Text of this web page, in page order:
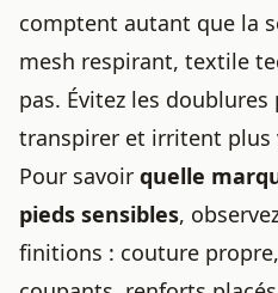
comptent autant que la
mesh respirant, textile
pas. Évitez les
transpirer et irritent plus
Pour savoir quelle
pieds sensibles,
finitions : couture